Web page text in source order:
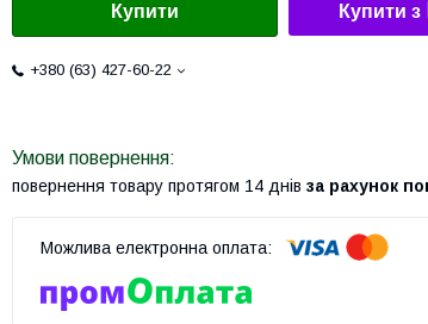
Купити Купити з
+380 (63) 427-60-22
повернення товару протягом 14 днів за рахунок